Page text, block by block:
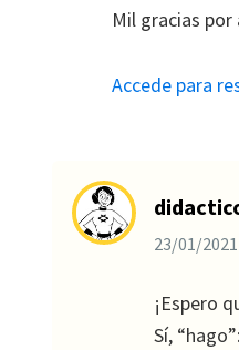
Mil gracias
Accede para
23/01/2021
¡Espero
Sí,